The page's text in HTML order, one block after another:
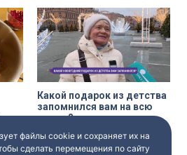
Какой подарок из детства
запомнился вам на всю
жизнь?
19 декабря 202507:45
файлы cookie и сохраняет их на
сделать перемещения по сайту